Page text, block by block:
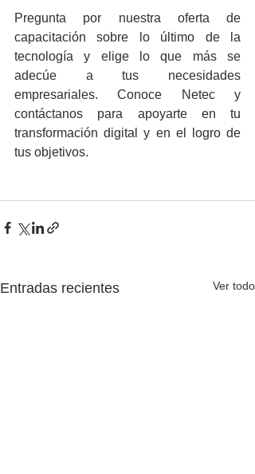
Pregunta por nuestra oferta de
capacitación sobre lo último de la
tecnología y elige lo que más se
adecúe a tus necesidades
empresariales. Conoce Netec y
contáctanos para apoyarte en tu
transformación digital y en el logro de
tus objetivos.
Entradas recientes Ver todo